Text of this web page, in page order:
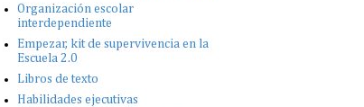
Organización escolar
interdependiente
Empezar, kit de supervivencia en la
Escuela 2.0
Libros de texto
Habilidades ejecutivas